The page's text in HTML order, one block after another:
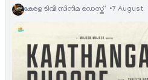
കേരള ടിവി സിനിമ ഡെസ്ക് 7 August